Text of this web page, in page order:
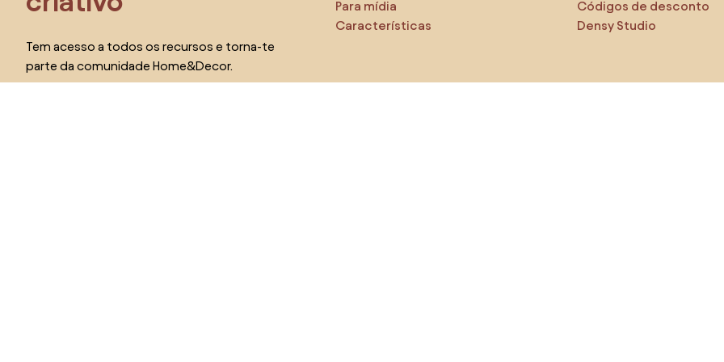
Tem acesso a todos os recursos e torna-te
parte da comunidade Home&Decor.
Para mídia
Características
Códigos de desconto
Densy Studio